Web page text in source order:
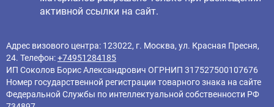
активной ссылки на сайт.
Адрес визового центра: 123022, г. Москва, ул. Красная Пресня,
24. Телефон:+74951284185
ИП Соколов Борис Александрович ОГРНИП 317527500107676
Номер государственной регистрации товарного знака на сайте
Федеральной Службы по интеллектуальной собственности РФ